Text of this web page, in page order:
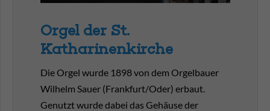
Orgel der St.
Katharinenkirche
Die Orgel wurde 1898 von dem Orgelbauer
Wilhelm Sauer (Frankfurt/Oder) erbaut.
Genutzt wurde dabei das Gehäuse der